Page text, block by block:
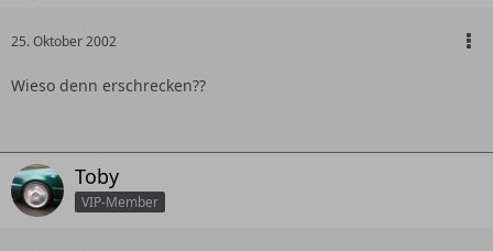
25. Oktober 2002
Wieso denn erschrecken??
Toby
VIP-Member